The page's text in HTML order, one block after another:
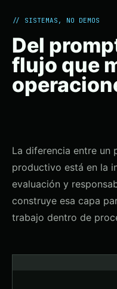
// SISTEMAS, NO DEMOS
Del
flujo que
La diferencia entre un
productivo está en la
evaluación y
construye esa capa
trabajo dentro de